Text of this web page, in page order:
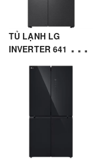
TỦ LẠNH LG
INVERTER 641 LÍT
LSI63BLMA